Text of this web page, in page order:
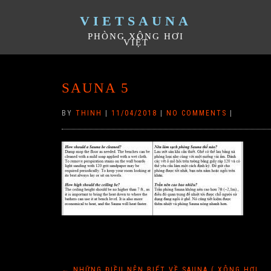
VIETSAUNA
PHÒNG XÔNG HƠI
VIỆT
SAUNA 5
BY THINH 11/04/2018 NO COMMENTS